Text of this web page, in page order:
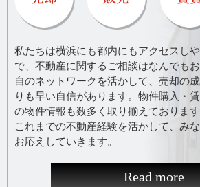
私たちは横浜にも都内にもアクセスし
で、不動産に関するご相談はなんでも
自のネットワークを活かして、売却の
りも早い自信があります。物件購入・
の物件情報も数多く取り揃えております
これまでの不動産経験を活かして、み
お応えしていきます。
Read more